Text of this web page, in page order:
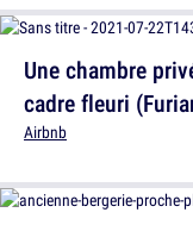
Une chambre
cadre fleuri
Airbnb